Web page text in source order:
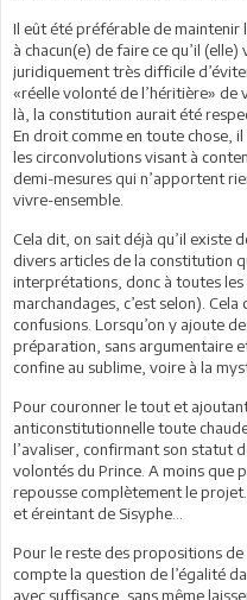
Il eût été préférable de maintenir
à chacun(e) de faire ce qu’il
juridiquement très difficile
«réelle volonté de l’héritière» de
là, la constitution aurait été
En droit comme en toute chose,
les circonvolutions visant à
demi-mesures qui n’apportent
vivre-ensemble.
Cela dit, on sait déjà qu’il existe
divers articles de la constitution
interprétations, donc à toutes
marchandages, c’est selon).
confusions. Lorsqu’on y ajoute
préparation, sans argumentaire
confine au sublime, voire à la
Pour couronner le tout et
anticonstitutionnelle toute
l’avaliser, confirmant son statut
volontés du Prince. A moins que
repousse complètement le
et éreintant de Sisyphe…
Pour le reste des propositions de
compte la question de l’égalité
avec suffisance, sans même